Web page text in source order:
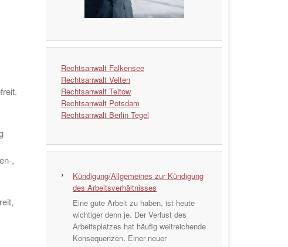
,
Rechtsanwalt Falkensee
Rechtsanwalt Velten
Rechtsanwalt Teltow
Rechtsanwalt Potsdam
Rechtsanwalt Berlin Tegel
Kündigung/Allgemeines zur Kündigung
des Arbeitsverhältnisses
Eine gute Arbeit zu haben, ist heute
wichtiger denn je. Der Verlust des
Arbeitsplatzes hat häufig weitreichende
Konsequenzen. Einer neuer